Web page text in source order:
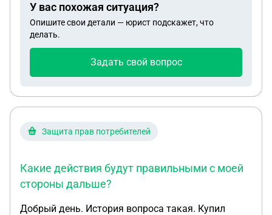
Какие у меня права есть? Могу ли я запросить
должность с такой же зарплатой? Если меня не
устроит их варианты, что я могу потребовать при
У вас похожая ситуация?
Опишите свои детали — юрист подскажет, что
делать.
Задать свой вопрос
Защита прав потребителей
Какие действия будут правильными с моей
стороны дальше?
Добрый день. История вопроса такая. Купил